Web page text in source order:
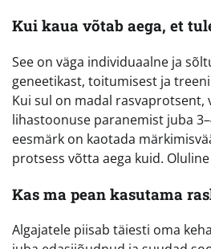
Kui kaua võtab aega, et
See on väga individuaalne ja
geneetikast, toitumisest ja
Kui sul on madal rasvaprotsent,
lihastoonuse paranemist juba
eesmärk on kaotada
protsess võtta aega kuid.
Kas ma pean kasutama
Algajatele piisab täiesti oma